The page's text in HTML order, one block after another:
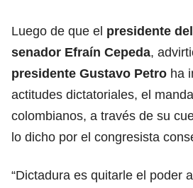
Luego de que el presidente
senador Efraín Cepeda,
presidente Gustavo Petro ha
actitudes dictatoriales, el
colombianos, a través de su
lo dicho por el congresista
“Dictadura es quitarle el poder